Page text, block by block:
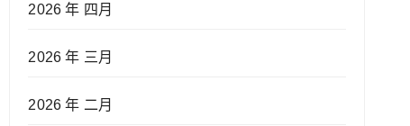
2026 年 四月
2026 年 三月
2026 年 二月